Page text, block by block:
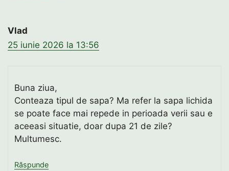
Vlad
25 iunie 2026 la 13:56
Buna ziua,
Conteaza tipul de sapa? Ma refer la sapa lichida
se poate face mai repede in perioada verii sau e
aceeasi situatie, doar dupa 21 de zile?
Multumesc.
Răspunde